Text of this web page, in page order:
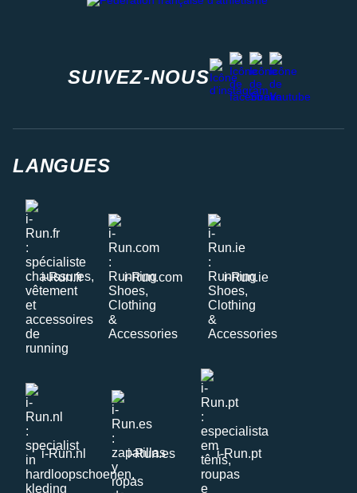
SUIVEZ-NOUS
instagram
facebook
stravayoutube
LANGUES
i-Run.fr i-Run.com i-Run.ie
i-Run.nl i-Run.es i-Run.pt